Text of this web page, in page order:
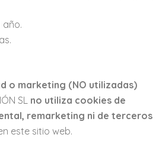
año.
o marketing (NO utilizadas)
SL no utiliza cookies de
remarketing ni de terceros
este sitio web.